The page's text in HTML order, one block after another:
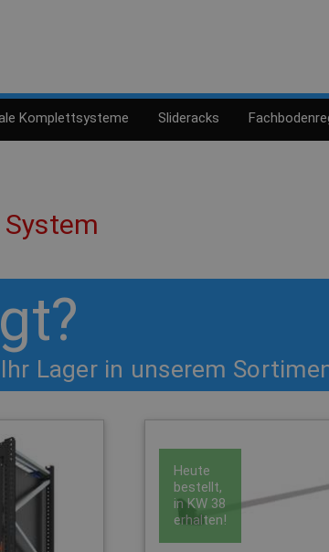
Komplettsysteme Slideracks
Lager in unserem
Heute
bestellt,
inKW 38
erhalten!